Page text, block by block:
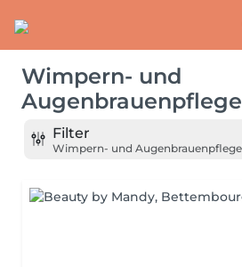
Wimpern- und
Augenbrauenpflege
Filter
Wimpern- und Augenbrauenpflege